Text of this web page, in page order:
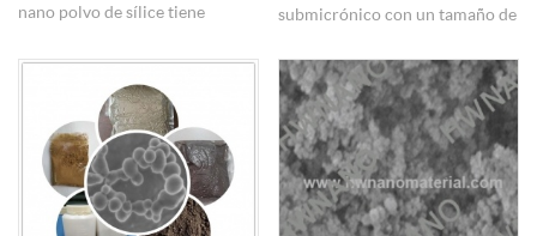
nano polvo de sílice tiene
hidrofóbicos dos tipos.
submicrónico con un tamaño de
99.5%, esférico.